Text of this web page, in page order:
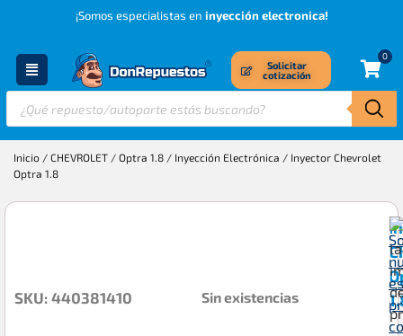
¡Somos especialistas en inyección electronica!
Solicitar
cotización
0
Inicio / CHEVROLET / Optra 1.8 / Inyección Electrónica / Inyector Chevrolet
Optra 1.8
SKU: 440381410 Sin existencias